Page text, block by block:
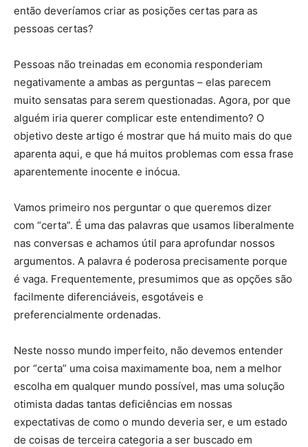
então deveríamos criar as posições certas para as
pessoas certas?
Pessoas não treinadas em economia responderiam
negativamente a ambas as perguntas – elas parecem
muito sensatas para serem questionadas. Agora, por que
alguém iria querer complicar este entendimento? O
objetivo deste artigo é mostrar que há muito mais do que
aparenta aqui, e que há muitos problemas com essa frase
aparentemente inocente e inócua.
Vamos primeiro nos perguntar o que queremos dizer
com “certa”. É uma das palavras que usamos liberalmente
nas conversas e achamos útil para aprofundar nossos
argumentos. A palavra é poderosa precisamente porque
é vaga. Frequentemente, presumimos que as opções são
facilmente diferenciáveis, esgotáveis e
preferencialmente ordenadas.
Neste nosso mundo imperfeito, não devemos entender
por “certa” uma coisa maximamente boa, nem a melhor
escolha em qualquer mundo possível, mas uma solução
otimista dadas tantas deficiências em nossas
expectativas de como o mundo deveria ser, e um estado
de coisas de terceira categoria a ser buscado em